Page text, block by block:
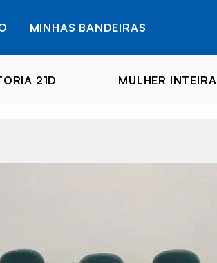
MINHAS BANDEIRAS
21D MULHER INTEIRA